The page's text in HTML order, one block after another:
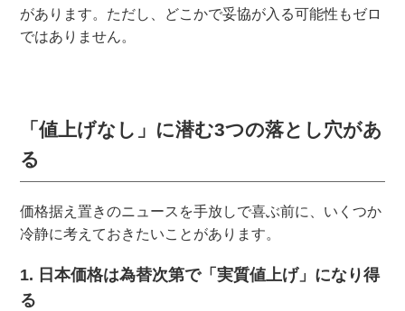
があります。ただし、どこかで妥協が入る可能性もゼロ
ではありません。
「値上げなし」に潜む3つの落とし穴があ
る
価格据え置きのニュースを手放しで喜ぶ前に、いくつか
冷静に考えておきたいことがあります。
1. 日本価格は為替次第で「実質値上げ」になり得
る